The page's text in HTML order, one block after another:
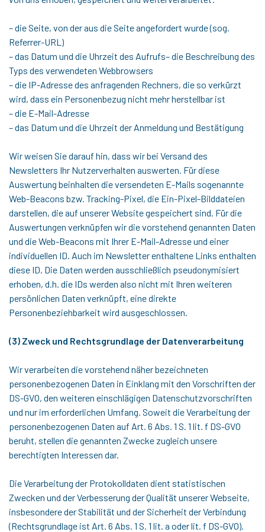
– die Seite, von der aus die Seite angefordert wurde (sog.
Referrer-URL)
– das Datum und die Uhrzeit des Aufrufs– die Beschreibung des
Typs des verwendeten Webbrowsers
– die IP-Adresse des anfragenden Rechners, die so verkürzt
wird, dass ein Personenbezug nicht mehr herstellbar ist
– die E-Mail-Adresse
– das Datum und die Uhrzeit der Anmeldung und Bestätigung
Wir weisen Sie darauf hin, dass wir bei Versand des
Newsletters Ihr Nutzerverhalten auswerten. Für diese
Auswertung beinhalten die versendeten E-Mails sogenannte
Web-Beacons bzw. Tracking-Pixel, die Ein-Pixel-Bilddateien
darstellen, die auf unserer Website gespeichert sind. Für die
Auswertungen verknüpfen wir die vorstehend genannten Daten
und die Web-Beacons mit Ihrer E-Mail-Adresse und einer
individuellen ID. Auch im Newsletter enthaltene Links enthalten
diese ID. Die Daten werden ausschließlich pseudonymisiert
erhoben, d.h. die IDs werden also nicht mit Ihren weiteren
persönlichen Daten verknüpft, eine direkte
Personenbeziehbarkeit wird ausgeschlossen.
(3) Zweck und Rechtsgrundlage der Datenverarbeitung
Wir verarbeiten die vorstehend näher bezeichneten
personenbezogenen Daten in Einklang mit den Vorschriften der
DS-GVO, den weiteren einschlägigen Datenschutzvorschriften
und nur im erforderlichen Umfang. Soweit die Verarbeitung der
personenbezogenen Daten auf Art. 6 Abs. 1 S. 1 lit. f DS-GVO
beruht, stellen die genannten Zwecke zugleich unsere
berechtigten Interessen dar.
Die Verarbeitung der Protokolldaten dient statistischen
Zwecken und der Verbesserung der Qualität unserer Webseite,
insbesondere der Stabilität und der Sicherheit der Verbindung
(Rechtsgrundlage ist Art. 6 Abs. 1 S. 1 lit. a oder lit. f DS-GVO).